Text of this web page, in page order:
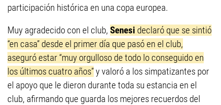
participación histórica en una copa europea.
Muy agradecido con el club, Senesi declaró que se sintió
“en casa” desde el primer día que pasó en el club,
aseguró estar “muy orgulloso de todo lo conseguido en
los últimos cuatro años”y valoró a los simpatizantes por
el apoyo que le dieron durante toda su estancia en el
club, afirmando que guarda los mejores recuerdos del